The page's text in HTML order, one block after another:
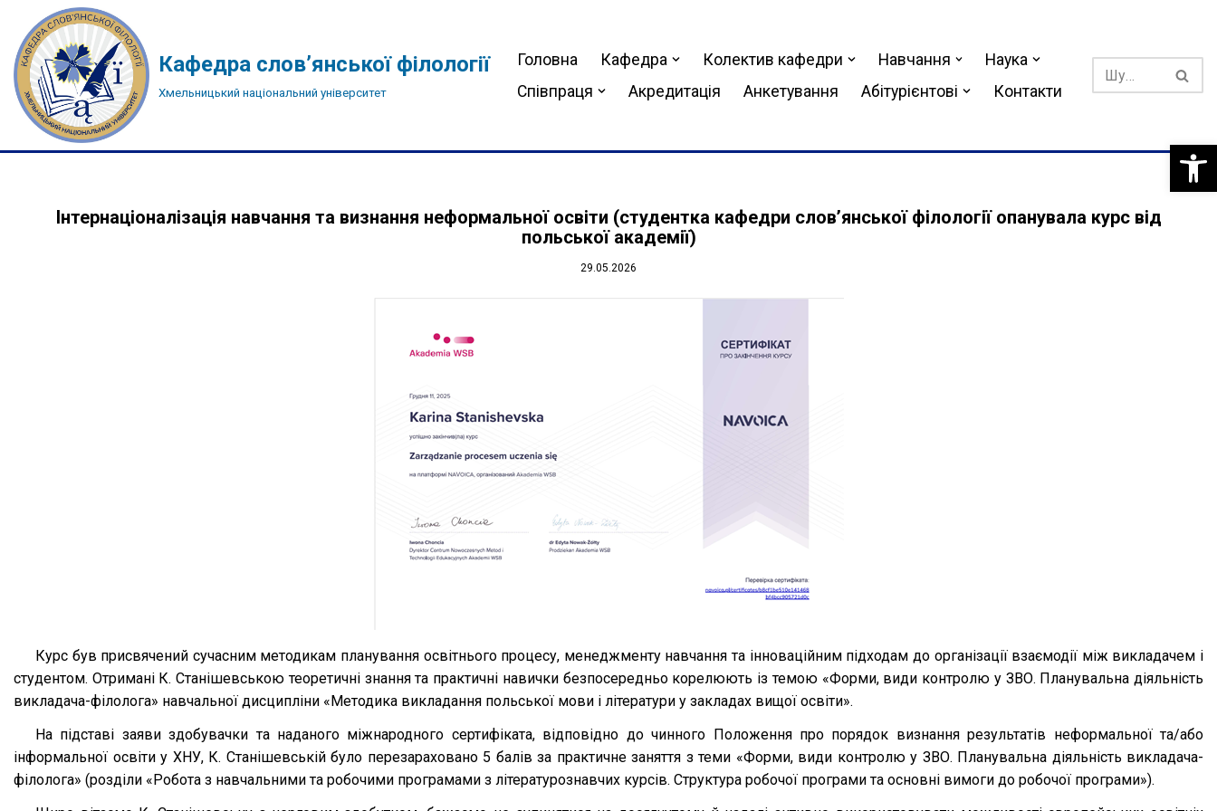
Перейти
до
вмісту
Кафедра слов’янської філології
Хмельницький національний університет
Головна Кафедра Колектив кафедри Навчання
Наука
Співпраця
Акредитація Анкетування Абітурієнтові Контакти
Інтернаціоналізація навчання та визнання неформальної освіти (студентка кафедри слов’янської філології опанувала курс від
польської академії)
29.05.2026
Курс був присвячений сучасним методикам планування освітнього процесу, менеджменту навчання та інноваційним підходам до організації взаємодії між викладачем і
студентом. Отримані К. Станішевською теоретичні знання та практичні навички безпосередньо корелюють із темою «Форми, види контролю у ЗВО. Планувальна діяльність
викладача-філолога» навчальної дисципліни «Методика викладання польської мови і літератури у закладах вищої освіти».
На підставі заяви здобувачки та наданого міжнародного сертифіката, відповідно до чинного Положення про порядок визнання результатів неформальної та/або
інформальної освіти у ХНУ, К. Станішевській було перезараховано 5 балів за практичне заняття з теми «Форми, види контролю у ЗВО. Планувальна діяльність викладача-
філолога» (розділи «Робота з навчальними та робочими програмами з літературознавчих курсів. Структура робочої програми та основні вимоги до робочої програми»).